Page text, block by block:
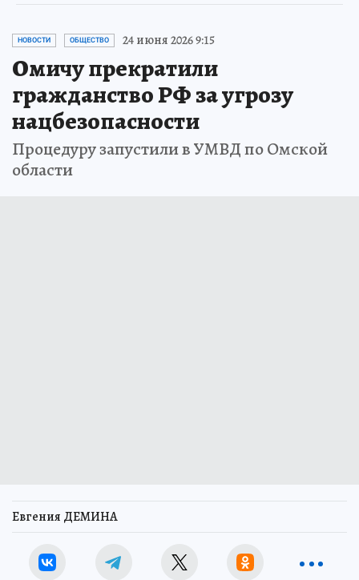
НОВОСТИ ОБЩЕСТВО 24 июня 2026 9:15
Омичу прекратили
гражданство РФ за угрозу
нацбезопасности
Процедуру запустили в УМВД по Омской
области
Евгения ДЕМИНА